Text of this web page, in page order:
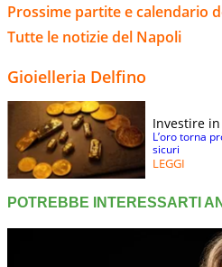
Prossime partite e calendario
Tutte le notizie del Napoli
Gioielleria Delfino
Investire
L’oro torna
sicuri
LEGGI